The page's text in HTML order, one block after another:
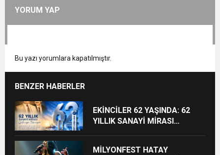
YORUM YAP
Bu yazı yorumlara kapatılmıştır.
BENZER HABERLER
EKİNCİLER 62 YAŞINDA: 62
YILLIK SANAYİ MİRASI
MİLYONFEST HATAY